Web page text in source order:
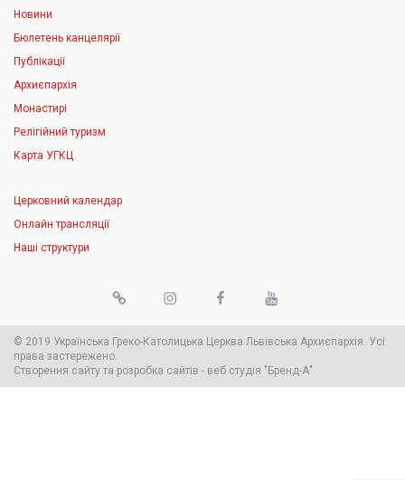
Новини
Бюлетень канцелярії
Публікації
Архиєпархія
Монастирі
Релігійний туризм
Карта УГКЦ
Церковний календар
Онлайн трансляції
Наші структури
© 2019 Українська Греко-Католицька Церква Львівська Архиєпархія. Усі
права застережено.
Створення сайту та розробка сайтів - веб студія "Бренд-А"